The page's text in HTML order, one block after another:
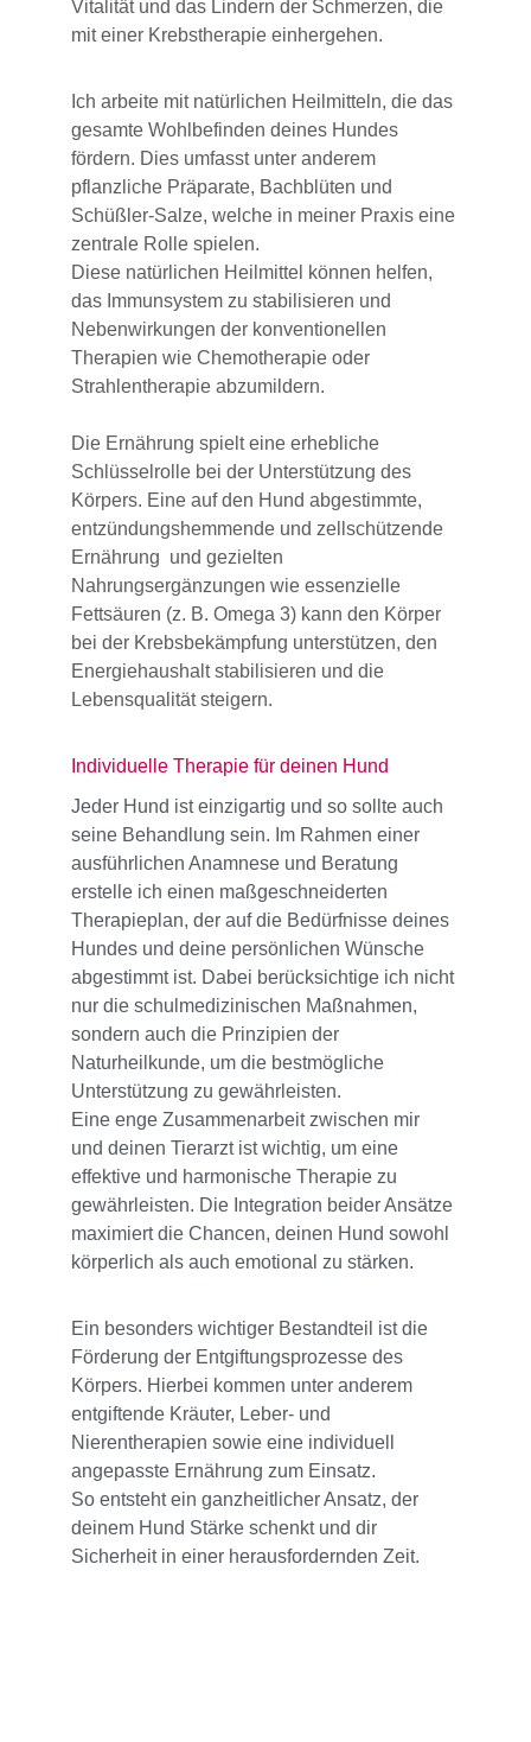
Vitalität und das Lindern der Schmerzen, die
mit einer Krebstherapie einhergehen.
Ich arbeite mit natürlichen Heilmitteln, die das
gesamte Wohlbefinden deines Hundes
fördern. Dies umfasst unter anderem
pflanzliche Präparate, Bachblüten und
Schüßler-Salze, welche in meiner Praxis eine
zentrale Rolle spielen.
Diese natürlichen Heilmittel können helfen,
das Immunsystem zu stabilisieren und
Nebenwirkungen der konventionellen
Therapien wie Chemotherapie oder
Strahlentherapie abzumildern.
Die Ernährung spielt eine erhebliche
Schlüsselrolle bei der Unterstützung des
Körpers. Eine auf den Hund abgestimmte,
entzündungshemmende und zellschützende
Ernährung  und gezielten
Nahrungsergänzungen wie essenzielle
Fettsäuren (z. B. Omega 3) kann den Körper
bei der Krebsbekämpfung unterstützen, den
Energiehaushalt stabilisieren und die
Lebensqualität steigern.
Individuelle Therapie für deinen Hund
Jeder Hund ist einzigartig und so sollte auch
seine Behandlung sein. Im Rahmen einer
ausführlichen Anamnese und Beratung
erstelle ich einen maßgeschneiderten
Therapieplan, der auf die Bedürfnisse deines
Hundes und deine persönlichen Wünsche
abgestimmt ist. Dabei berücksichtige ich nicht
nur die schulmedizinischen Maßnahmen,
sondern auch die Prinzipien der
Naturheilkunde, um die bestmögliche
Unterstützung zu gewährleisten.
Eine enge Zusammenarbeit zwischen mir
und deinen Tierarzt ist wichtig, um eine
effektive und harmonische Therapie zu
gewährleisten. Die Integration beider Ansätze
maximiert die Chancen, deinen Hund sowohl
körperlich als auch emotional zu stärken.
Ein besonders wichtiger Bestandteil ist die
Förderung der Entgiftungsprozesse des
Körpers. Hierbei kommen unter anderem
entgiftende Kräuter, Leber- und
Nierentherapien sowie eine individuell
angepasste Ernährung zum Einsatz.
So entsteht ein ganzheitlicher Ansatz, der
deinem Hund Stärke schenkt und dir
Sicherheit in einer herausfordernden Zeit.